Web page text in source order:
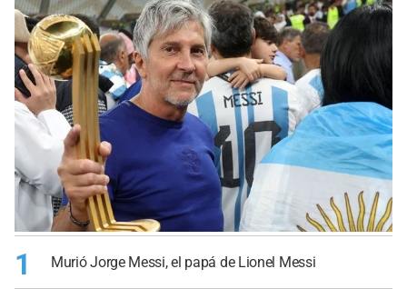
1 Murió Jorge Messi, el papá de Lionel Messi